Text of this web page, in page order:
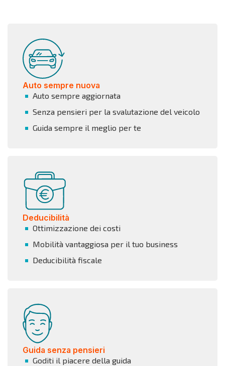
Auto sempre nuova
Auto sempre aggiornata
Senza pensieri per la svalutazione del veicolo
Guida sempre il meglio per te
Deducibilità
Ottimizzazione dei costi
Mobilità vantaggiosa per il tuo business
Deducibilità fiscale
Guida senza pensieri
Goditi il piacere della guida